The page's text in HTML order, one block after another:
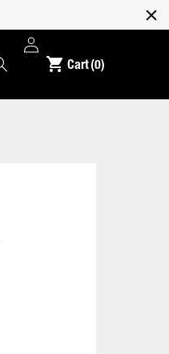
그
Cart(0)
0
품
목